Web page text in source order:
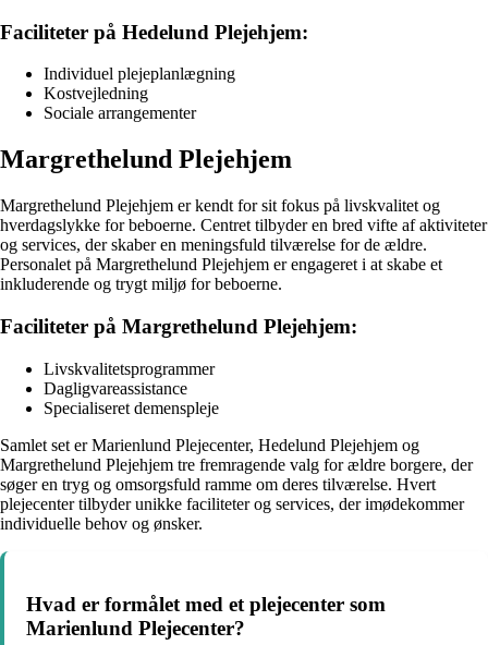
Faciliteter på Hedelund Plejehjem:
Individuel plejeplanlægning
Kostvejledning
Sociale arrangementer
Margrethelund Plejehjem
Margrethelund Plejehjem er kendt for sit fokus på livskvalitet og
hverdagslykke for beboerne. Centret tilbyder en bred vifte af aktiviteter
og services, der skaber en meningsfuld tilværelse for de ældre.
Personalet på Margrethelund Plejehjem er engageret i at skabe et
inkluderende og trygt miljø for beboerne.
Faciliteter på Margrethelund Plejehjem:
Livskvalitetsprogrammer
Dagligvareassistance
Specialiseret demenspleje
Samlet set er Marienlund Plejecenter, Hedelund Plejehjem og
Margrethelund Plejehjem tre fremragende valg for ældre borgere, der
søger en tryg og omsorgsfuld ramme om deres tilværelse. Hvert
plejecenter tilbyder unikke faciliteter og services, der imødekommer
individuelle behov og ønsker.
Hvad er formålet med et plejecenter som
Marienlund Plejecenter?